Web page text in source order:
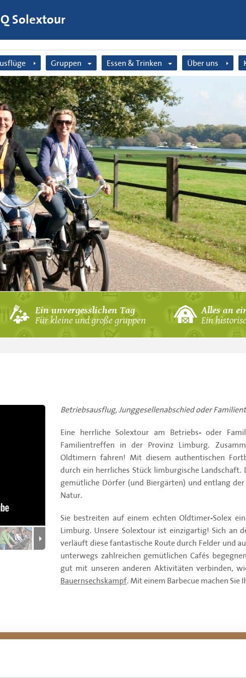
Malworkshop
Tour
für alle
Bauerngolf
Attack
maar!
Tandemfahrt
Pfeil und Bogen
BBQ Bauernspiele
Solex & Bauerngolf
Fußball & Bogenschießen
Solex & Bubble Fußball
Solex & Bogenschießen
Solex & Bauernspiele
Bubble Fußball & Bauernsechskampf
Gruppen
Familienausflug
Freundentag
Betriebsausflug
Junggesellenabschied
Kindergeburtstagsfeier
Essen & Trinken
Bauernlunch
Grillen
Bauerneis
Terrasse für Radfahrer
Über uns
Ein unvergesslichen Tag
Für kleine und große gruppen
Alles an
Ein
Solextour
Betriebsausflug, Junggesellenabschied oder
Eine herrliche Solextour am Betriebs- oder
Familientreffen in der Provinz Limburg.
Oldtimern fahren! Mit diesem authentischen
durch ein herrliches Stück limburgische
gemütliche Dörfer (und Biergärten) und entlang
Natur.
Sie bestreiten auf einem echten Oldtimer-Solex
Limburg. Unsere Solextour ist einzigartig! Sich an
verläuft diese fantastische Route durch Felder und
unterwegs zahlreichen gemütlichen Cafés
gut mit unseren anderen Aktivitäten verbinden,
Bauernsechskampf. Mit einem Barbecue machen